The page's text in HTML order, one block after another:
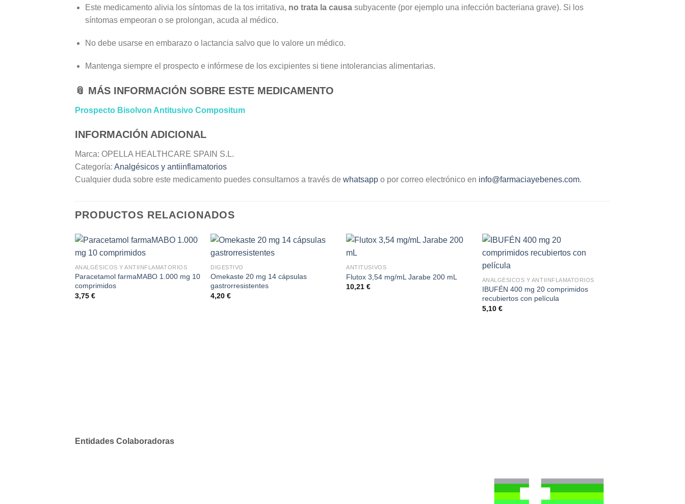
Este medicamento alivia los síntomas de la tos irritativa, no trata la causa subyacente (por ejemplo una infección bacteriana grave). Si los
síntomas empeoran o se prolongan, acuda al médico.
No debe usarse en embarazo o lactancia salvo que lo valore un médico.
Mantenga siempre el prospecto e infórmese de los excipientes si tiene intolerancias alimentarias.
📎 MÁS INFORMACIÓN SOBRE ESTE MEDICAMENTO
Prospecto Bisolvon Antitusivo Compositum
INFORMACIÓN ADICIONAL
Marca: OPELLA HEALTHCARE SPAIN S.L.
Categoría: Analgésicos y antiinflamatorios
Cualquier duda sobre este medicamento puedes consultarnos a través de whatsapp o por correo electrónico en info@farmaciayebenes.com.
PRODUCTOS RELACIONADOS
ANALGÉSICOS Y ANTIINFLAMATORIOS
Paracetamol farmaMABO 1.000 mg 10
comprimidos
3,75 €
DIGESTIVO
Omekaste 20 mg 14 cápsulas
gastrorresistentes
4,20€
ANTITUSIVOS
Flutox 3,54 mg/mL Jarabe 200 mL
10,21€
ANALGÉSICOS Y ANTIINFLAMATORIOS
IBUFÉN 400 mg 20 comprimidos
recubiertos con película
5,10 €
Entidades Colaboradoras